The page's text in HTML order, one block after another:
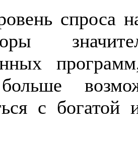
спроса
больше
с богатой